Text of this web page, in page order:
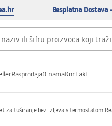
Besplatna Dostava
RasprodajaO namaKontakt
za tuširanje bez izljeva s termostatom